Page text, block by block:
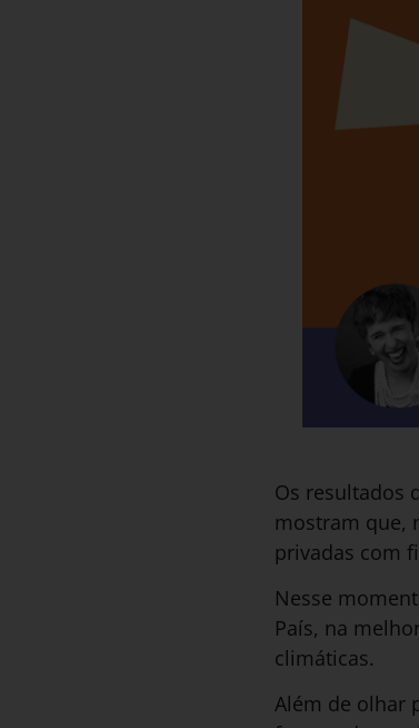
Os resultados
mostram que,
privadas com
Nesse
País, na
climáticas.
Além de olhar